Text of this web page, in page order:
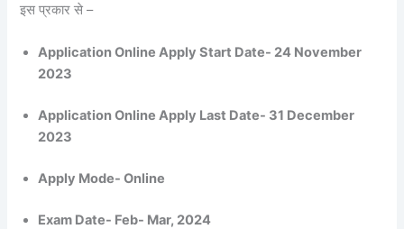
इस प्रकार से –
Application Online Apply Start Date- 24 November
2023
Application Online Apply Last Date- 31 December
2023
Apply Mode-Online
Exam Date- Feb- Mar, 2024